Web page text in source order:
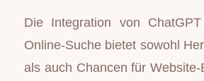
Die Integration von
Online-Suche bietet sowohl
als auch Chancen für Website-